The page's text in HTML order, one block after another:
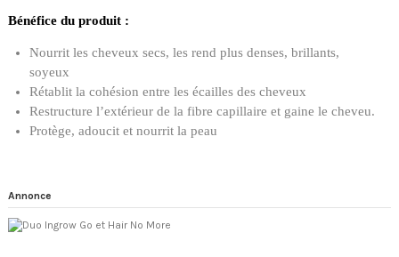
Bénéfice du produit :
Nourrit les cheveux secs, les rend plus denses, brillants,
soyeux
Rétablit la cohésion entre les écailles des cheveux
Restructure l’extérieur de la fibre capillaire et gaine le cheveu.
Protège, adoucit et nourrit la peau
Annonce